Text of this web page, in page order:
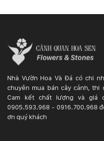
Nhà Vườn Hoa Và Đá có chi
chuyên mua bán cây cảnh,
Cam kết chất lượng và giá
0905.593.968 - 0916.700.968
ơn quý khách